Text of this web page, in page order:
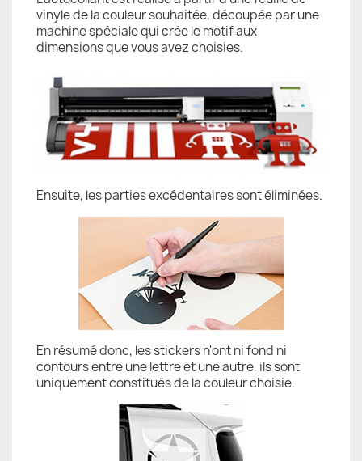
vinyle de la couleur souhaitée, découpée par une
machine spéciale qui crée le motif aux
dimensions que vous avez choisies.
Ensuite, les parties excédentaires sont éliminées.
En résumé donc, les stickers n'ont ni fond ni
contours entre une lettre et une autre, ils sont
uniquement constitués de la couleur choisie.